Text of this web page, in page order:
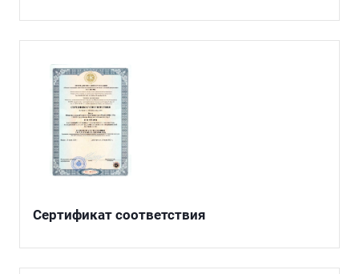
Сертификат соответствия